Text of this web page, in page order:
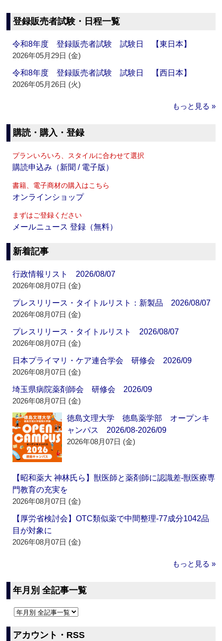
登録販売者試験・日程一覧
令和8年度 登録販売者試験 試験日 【東日本】
2026年05月29日 (金)
令和8年度 登録販売者試験 試験日 【西日本】
2026年05月26日 (火)
もっと見る »
購読・購入・登録
プランいろいろ、スタイルに合わせて選択
購読申込み（新聞 / 電子版）
書籍、電子商材の購入はこちら
オンラインショップ
まずはご登録ください
メールニュース 登録（無料）
新着記事
行政情報リスト 2026/08/07
2026年08月07日 (金)
プレスリリース・タイトルリスト：新製品 2026/08/07
2026年08月07日 (金)
プレスリリース・タイトルリスト 2026/08/07
2026年08月07日 (金)
日本プライマリ・ケア連合学会 研修会 2026/09
2026年08月07日 (金)
埼玉県病院薬剤師会 研修会 2026/09
2026年08月07日 (金)
徳島文理大学 徳島薬学部 オープンキ
ャンパス 2026/08-2026/09
2026年08月07日 (金)
【昭和薬大 神林氏ら】獣医師と薬剤師に認識差‐獣医療専
門教育の充実を
2026年08月07日 (金)
【厚労省検討会】OTC類似薬で中間整理‐77成分1042品
目が対象に
2026年08月07日 (金)
もっと見る »
年月別 全記事一覧
アカウント・RSS